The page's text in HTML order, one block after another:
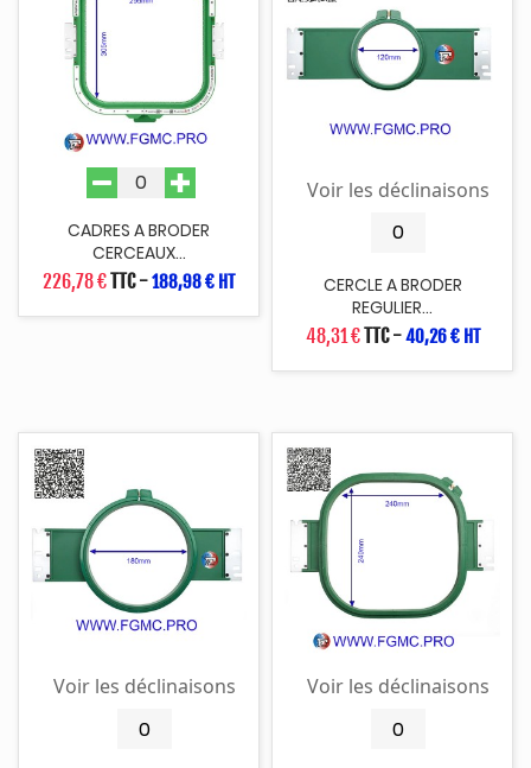
CADRES A BRODER
CERCEAUX...
226,78 €TTC-188,98 € HT
Voir les déclinaisons
CERCLE A BRODER
REGULIER...
48,31 €TTC-40,26 € HT
Voir les déclinaisons Voir les déclinaisons